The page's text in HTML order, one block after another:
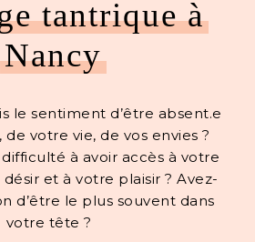
tantrique à
Nancy
le sentiment d’être absent.e
votre vie, de vos envies ?
à avoir accès à votre
et à votre plaisir ? Avez-
d’être le plus souvent dans
votre tête ?